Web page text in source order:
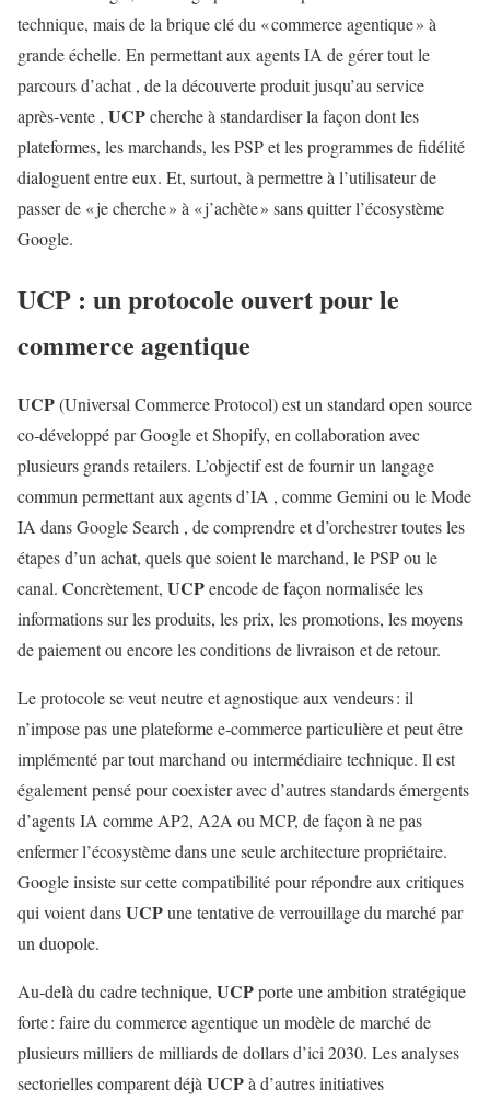
technique, mais de la brique clé du « commerce agentique » à
grande échelle. En permettant aux agents IA de gérer tout le
parcours d’achat , de la découverte produit jusqu’au service
après‑vente , UCPcherche à standardiser la façon dont les
plateformes, les marchands, les PSP et les programmes de fidélité
dialoguent entre eux. Et, surtout, à permettre à l’utilisateur de
passer de « je cherche » à « j’achète » sans quitter l’écosystème
Google.
UCP : un protocole ouvert pour le
commerce agentique
UCP(Universal Commerce Protocol) est un standard open source
co‑développé par Google et Shopify, en collaboration avec
plusieurs grands retailers. L’objectif est de fournir un langage
commun permettant aux agents d’IA , comme Gemini ou le Mode
IA dans Google Search , de comprendre et d’orchestrer toutes les
étapes d’un achat, quels que soient le marchand, le PSP ou le
canal. Concrètement, UCPencode de façon normalisée les
informations sur les produits, les prix, les promotions, les moyens
de paiement ou encore les conditions de livraison et de retour.
Le protocole se veut neutre et agnostique aux vendeurs : il
n’impose pas une plateforme e‑commerce particulière et peut être
implémenté par tout marchand ou intermédiaire technique. Il est
également pensé pour coexister avec d’autres standards émergents
d’agents IA comme AP2, A2A ou MCP, de façon à ne pas
enfermer l’écosystème dans une seule architecture propriétaire.
Google insiste sur cette compatibilité pour répondre aux critiques
qui voient dansUCPune tentative de verrouillage du marché par
un duopole.
Au‑delà du cadre technique, UCPporte une ambition stratégique
forte : faire du commerce agentique un modèle de marché de
plusieurs milliers de milliards de dollars d’ici 2030. Les analyses
sectorielles comparent déjàUCPà d’autres initiatives